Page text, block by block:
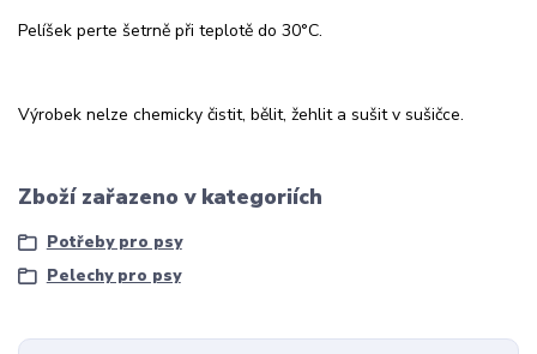
Pelíšek perte šetrně při teplotě do 30°C.
Výrobek nelze chemicky čistit, bělit, žehlit a sušit v sušičce.
Zboží zařazeno v kategoriích
Potřeby pro psy
Pelechy pro psy